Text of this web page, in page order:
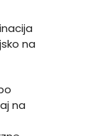
na
na